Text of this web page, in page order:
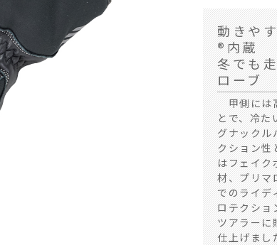
動きや
®内蔵
冬でも
ローブ
甲側には
とで、冷た
グナックル
クション性
はフェイク
材、プリマ
でのライデ
ロテクショ
ツアラーに
仕上げまし